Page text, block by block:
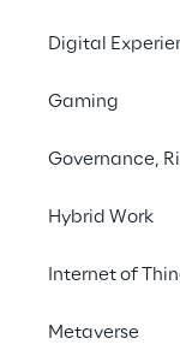
Digital
Gaming
Governance,
Hybrid Work
Internet of
Metaverse
Une
L'évolution